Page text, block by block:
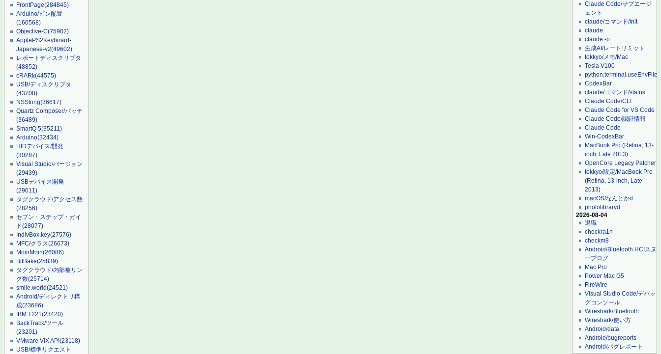
FrontPage(284845)
Arduino/ピン配置
(160568)
Objective-C(75902)
ApplePS2Keyboard-
Japanese-v2(49602)
レポートディスクリプタ
(48852)
cRARk(44575)
USB/ディスクリプタ
(43708)
NSString(36617)
Quartz Composer/パッチ
(36489)
SmartQ 5(35211)
Arduino(32434)
HIDデバイス/開発
(30287)
Visual Studio/バージョン
(29439)
USBデバイス開発
(29011)
タグクラウド/アクセス数
(28256)
セブン・ステップ・ガイ
ド(28077)
IndivBox.key(27576)
MFC/クラス(26673)
MoinMoin(26086)
BitBake(25839)
タグクラウド/内部被リン
ク数(25714)
smile.world(24521)
Android/ディレクトリ構
成(23686)
IBM T221(23420)
BackTrack/ツール
(23201)
VMware VIX API(23118)
USB/標準リクエスト
Claude Code/サブエージ
ェント
claude/コマンド/init
claude
claude -p
生成AI/レートリミット
tokkyo/メモ/Mac
Tesla V100
python.terminal.useEnvFile
CodexBar
claude/コマンド/status
Claude Code/CLI
Claude Code for VS Code
Claude Code/認証情報
Claude Code
Win-CodexBar
MacBook Pro (Retina, 13-
inch, Late 2013)
OpenCore Legacy Patcher
tokkyo/設定/MacBook Pro
(Retina, 13-inch, Late
2013)
macOS/なんとかd
photolibraryd
2026-08-04
退職
checkra1n
checkm8
Android/Bluetooth HCIスヌ
ープログ
Mac Pro
Power Mac G5
FireWire
Visual Studio Code/デバッ
グコンソール
Wireshark/Bluetooth
Wireshark/使い方
Android/data
Android/bugreports
Android/バグレポート